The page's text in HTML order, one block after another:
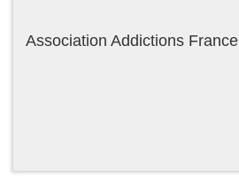
Association Addictions France